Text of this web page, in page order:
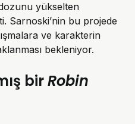
yükselten
Sarnoski’nin bu projede
ve karakterin
bekleniyor.
birRobin